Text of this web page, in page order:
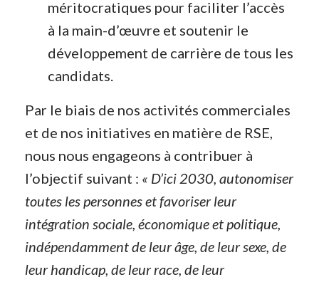
méritocratiques pour faciliter l’accès
à la main-d’œuvre et soutenir le
développement de carrière de tous les
candidats.
Par le biais de nos activités commerciales
et de nos initiatives en matière de RSE,
nous nous engageons à contribuer à
l’objectif suivant : « D’ici 2030, autonomiser
toutes les personnes et favoriser leur
intégration sociale, économique et politique,
indépendamment de leur âge, de leur sexe, de
leur handicap, de leur race, de leur